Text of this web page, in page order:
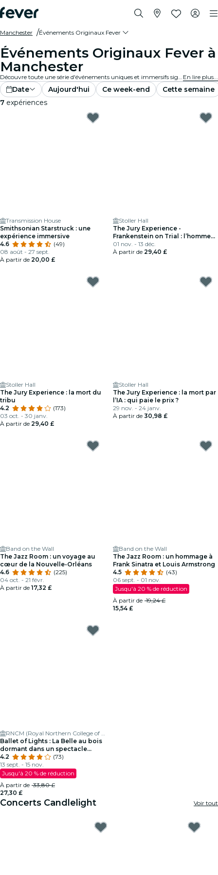
Manchester Événements Originaux Fever
Événements Originaux Fever à
Manchester
Découvre toute une série d'événements uniques et immersifs signés Fever Original à Manchester. En lire plus...
Date Aujourd'hui Ce week-end
Cette semaine
7 expériences
Transmission House
Smithsonian Starstruck : une
expérience immersive
4.6
(49)
08 août - 27 sept.
À partir de 20,00 £
Stoller Hall
The Jury Experience -
Frankenstein on Trial : l’homme
qui a défié Dieu
01 nov. - 13 déc.
À partir de 29,40 £
Stoller Hall
The Jury Experience : la mort du
tribu
4.2
(173)
03 oct. - 30 janv.
À partir de 29,40 £
Stoller Hall
The Jury Experience : la mort par
l’IA : qui paie le prix ?
29 nov. - 24 janv.
À partir de 30,98 £
Band on the Wall
The Jazz Room : un voyage au
cœur de la Nouvelle-Orléans
4.6
(225)
04 oct. - 21 févr.
À partir de 17,32 £
Band on the Wall
The Jazz Room : un hommage à
Frank Sinatra et Louis Armstrong
4.5
(43)
06 sept. - 01 nov.
Jusqu'à 20 % de réduction
À partir de 19,24 £
15,54 £
RNCM (Royal Northern College of Music)
Ballet of Lights : La Belle au bois
dormant dans un spectacle
étincelant
4.2
(73)
13 sept. - 15 nov.
Jusqu'à 20 % de réduction
À partir de 33,80 £
27,30 £
Concerts Candlelight Voir tout